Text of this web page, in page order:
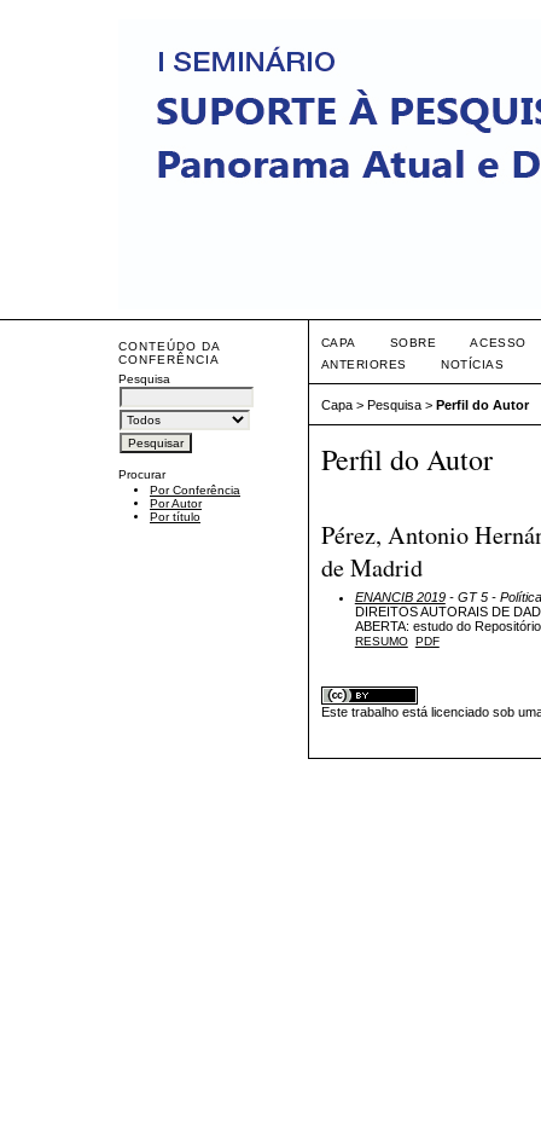
CONTEÚDO DA
CONFERÊNCIA
Pesquisa
Procurar
Por Conferência
Por Autor
Por título
CAPA SOBRE
ACESSO
ANTERIORES
NOTÍCIAS
Capa> Pesquisa> Perfil do Autor
Perfil do Autor
Pérez, Antonio
de Madrid
ENANCIB 2019- GT 5 -
DIREITOS AUTORAIS DE
ABERTA: estudo do
RESUMO PDF
Este trabalho está licenciado sob